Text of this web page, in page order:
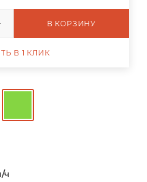
ч
В КОРЗИНУ
В 1 КЛИК